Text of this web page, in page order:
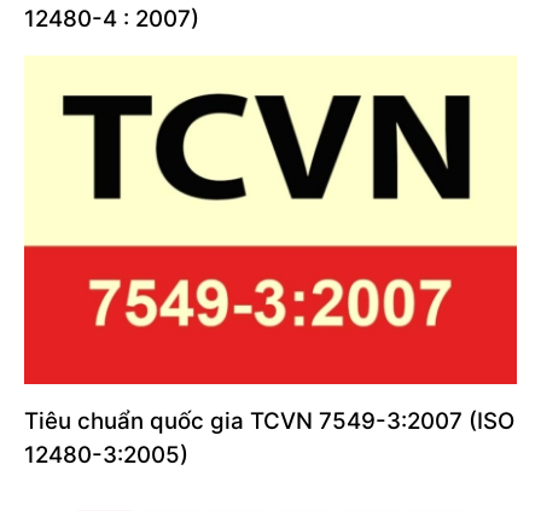
12480-4 : 2007)
Tiêu chuẩn quốc gia TCVN 7549-3:2007 (ISO
12480-3:2005)